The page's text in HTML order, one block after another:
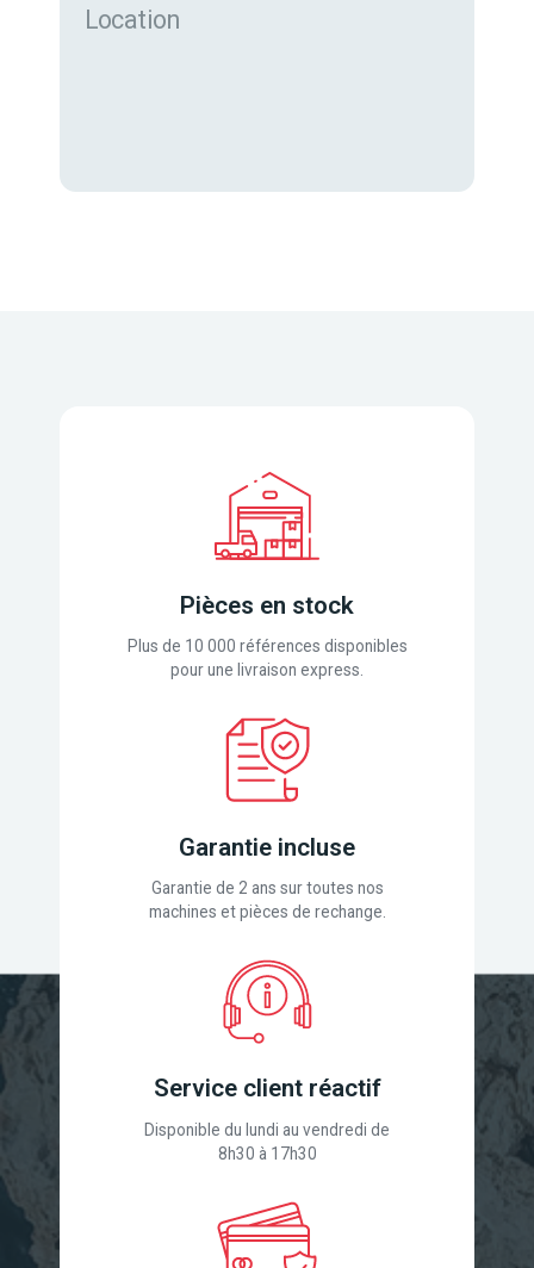
Location
Pièces en stock
Plus de 10 000 références disponibles
pour une livraison express.
Garantie incluse
Garantie de 2 ans sur toutes nos
machines et pièces de rechange.
Service client réactif
Disponible du lundi au vendredi de
8h30 à 17h30